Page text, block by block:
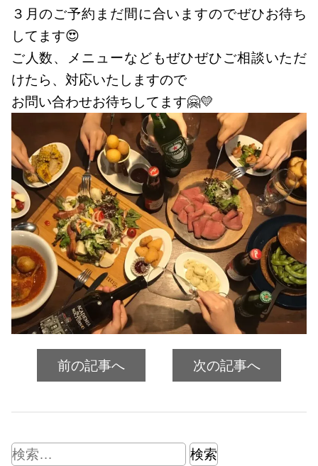
３月のご予約まだ間に合いますのでぜひお待ち
してます😍
ご人数、メニューなどもぜひぜひご相談いただ
けたら、対応いたしますので
お問い合わせお待ちしてます🤗💛
前の記事へ 次の記事へ
検